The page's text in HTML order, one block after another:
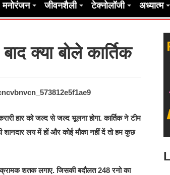
मनोरंजन जीवनशैली टेक्नोलॉजी अध्यात्म
क्या बोले कार्तिक
हार को जल्द से जल्द भूलना होगा. कार्तिक ने टीम
शानदार लय में हों और कोई मौका नहीं दें तो हम कुछ
शतक लगाए. जिसकी बदौलत 248 रनो का